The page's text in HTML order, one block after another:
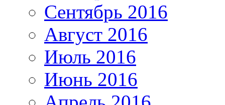
Сентябрь 2016
Август 2016
Июль 2016
Июнь 2016